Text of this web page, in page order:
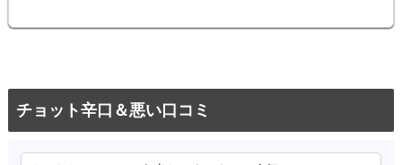
チョット辛口＆悪い口コミ